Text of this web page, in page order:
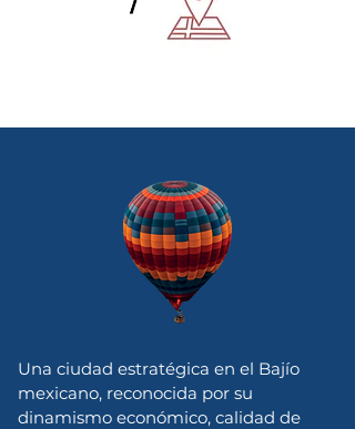
Una ciudad estratégica en el Bajío
mexicano, reconocida por su
dinamismo económico, calidad de